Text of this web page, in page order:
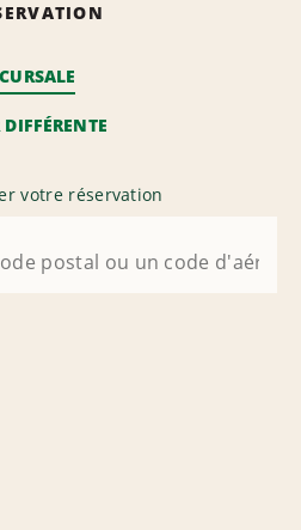
votre réservation